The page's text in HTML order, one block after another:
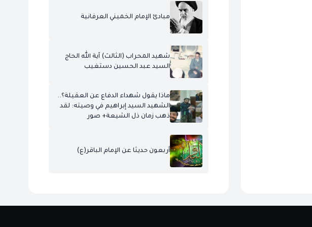
مبادئ الإمام الخميني العرفانية
شهيد المحراب (الثالث) آية الله الحاج
السيد عبد الحسين دستغيب
ماذا يقول شهداء الدفاع عن العقيلة؟..
الشهيد السيد إبراهيم في وصيته: لقد
ذهب زمان ذل الشيعة+ صور
أربعون حديثا عن الإمام الباقر(ع)